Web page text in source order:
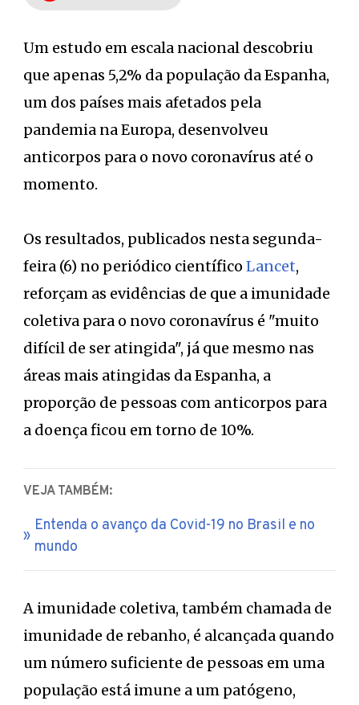
Um estudo em escala nacional descobriu
que apenas 5,2% da população da Espanha,
um dos países mais afetados pela
pandemia na Europa, desenvolveu
anticorpos para o novo coronavírus até o
momento.
Os resultados, publicados nesta segunda-
feira (6) no periódico científico Lancet,
reforçam as evidências de que a imunidade
coletiva para o novo coronavírus é "muito
difícil de ser atingida", já que mesmo nas
áreas mais atingidas da Espanha, a
proporção de pessoas com anticorpos para
a doença ficou em torno de 10%.
VEJA TAMBÉM:
Entenda o avanço da Covid-19 no Brasil e no
mundo
A imunidade coletiva, também chamada de
imunidade de rebanho, é alcançada quando
um número suficiente de pessoas em uma
população está imune a um patógeno,